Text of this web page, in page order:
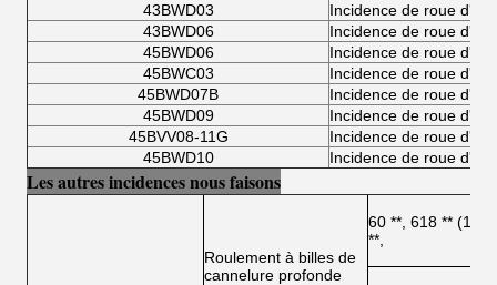
43BWD03
Incidence de roue
43BWD06
Incidence de roue
45BWD06
Incidence de roue
45BWC03
Incidence de roue
45BWD07B
Incidence de roue
45BWD09
Incidence de roue
45BVV08-11G
Incidence de roue
45BWD10
Incidence de roue
Les autres incidences nous faisons
Roulement à billes de
cannelure profonde
60 **, 618 **
**,